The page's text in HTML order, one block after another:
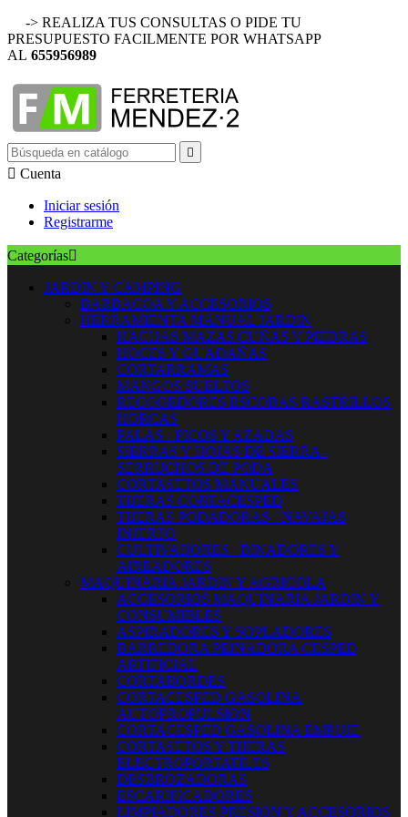
-> REALIZA TUS CONSULTAS O PIDE TU
PRESUPUESTO FACILMENTE POR WHATSAPP
AL 655956989

 Cuenta
Iniciar sesión
Registrarme
Categorías
JARDIN Y CAMPING
BARBACOA Y ACCESORIOS
HERRAMIENTA MANUAL JARDIN
HACHAS MAZAS CUÑAS Y PIEDRAS
HOCES Y GUADAÑAS
CORTARRAMAS
MANGOS SUELTOS
RECOGEDORES ESCOBAS RASTRILLOS
HORCAS
PALAS - PICOS Y AZADAS
SIERRAS Y HOJAS DE SIERRA -
SERRUCHOS DE PODA
CORTASETOS MANUALES
TIJERAS CORTACESPED
TIJERAS PODADORAS - NAVAJAS
INJERTO
CULTIVADORES - BINADORES Y
AIREADORES
MAQUINARIA JARDIN Y AGRICOLA
ACCESORIOS MAQUINARIA JARDIN Y
CONSUMIBLES
ASPIRADORES Y SOPLADORES
BARREDORA PEINADORA CESPED
ARTIFICIAL
CORTABORDES
CORTACESPED GASOLINA
AUTOPROPULSION
CORTACESPED GASOLINA EMPUJE
CORTASETOS Y TIJERAS
ELECTROPORTATILES
DESBROZADORAS
ESCARIFICADORES
LIMPIADORES PRESION Y ACCESORIOS